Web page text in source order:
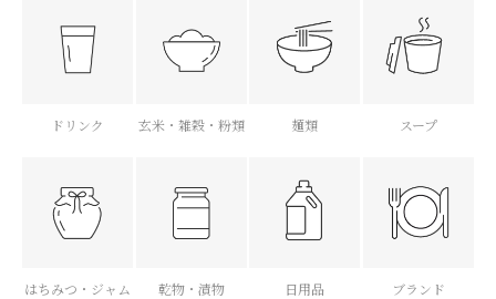
ドリンク 玄米・雑穀・粉類 麺類 スープ
はちみつ・ジャム 乾物・漬物 日用品 ブランド